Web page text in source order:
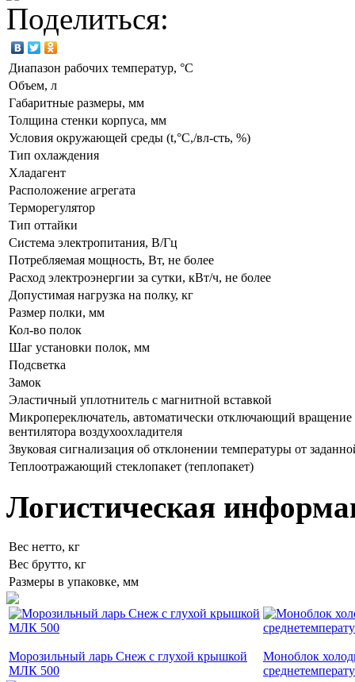
Поделиться:
Диапазон рабочих температур, °C
Объем, л
Габаритные размеры, мм
Толщина стенки корпуса, мм
Условия окружающей среды (t,°C,/вл-сть, %)
Тип охлаждения
Хладагент
Расположение агрегата
Терморегулятор
Тип оттайки
Система электропитания, В/Гц
Потребляемая мощность, Вт, не более
Расход электроэнергии за сутки, кВт/ч, не более
Допустимая нагрузка на полку, кг
Размер полки, мм
Кол-во полок
Шаг установки полок, мм
Подсветка
Замок
Эластичный уплотнитель с магнитной вставкой
Микропереключатель, автоматически отключающий вращение
вентилятора воздухоохладителя
Звуковая сигнализация об отклонении температуры от
Теплоотражающий стеклопакет (теплопакет)
Логистическая
Вес нетто, кг
Вес брутто, кг
Размеры в упаковке, мм
Морозильный ларь Снеж с глухой крышкой
МЛК 500
Моноблок